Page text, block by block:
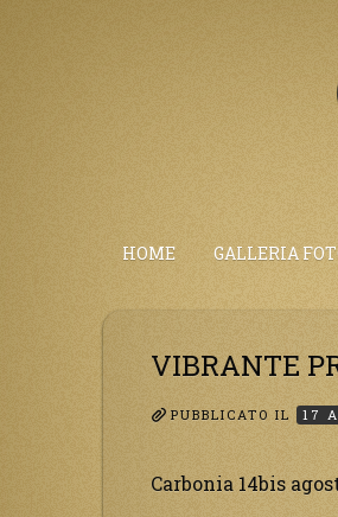
HOME GALLERIA
VIBRANTE
PUBBLICATO IL 17
Carbonia 14bis